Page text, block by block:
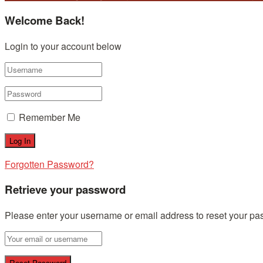
Welcome Back!
Login to your account below
Remember Me
Forgotten Password?
Retrieve your password
Please enter your username or email address to reset your